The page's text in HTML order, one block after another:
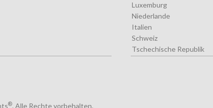
Luxemburg
Niederlande
Italien
Schweiz
Tschechische Republik
®. Alle Rechte vorbehalten.